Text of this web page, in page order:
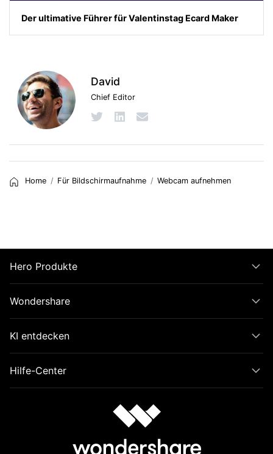
Der ultimative Führer für Valentinstag Ecard Maker
David
Chief Editor
Home Für Bildschirmaufnahme Webcam aufnehmen
Hero Produkte
Wondershare
KI entdecken
Hilfe-Center